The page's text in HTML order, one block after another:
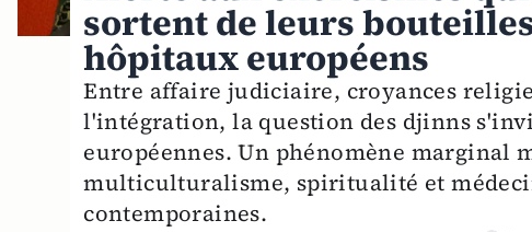
sortent de leurs
hôpitaux européens
Entre affaire judiciaire, croyances
l'intégration, la question des djinns
européennes. Un phénomène marginal
multiculturalisme, spiritualité et
contemporaines.